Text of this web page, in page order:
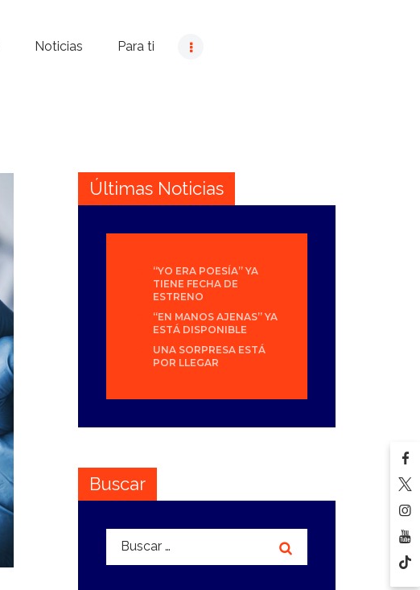
Noticias Para ti
Últimas Noticias
“YO ERA POESÍA” YA
TIENE FECHA DE
ESTRENO
“EN MANOS AJENAS” YA
ESTÁ DISPONIBLE
UNA SORPRESA ESTÁ
POR LLEGAR
Buscar
Buscar: